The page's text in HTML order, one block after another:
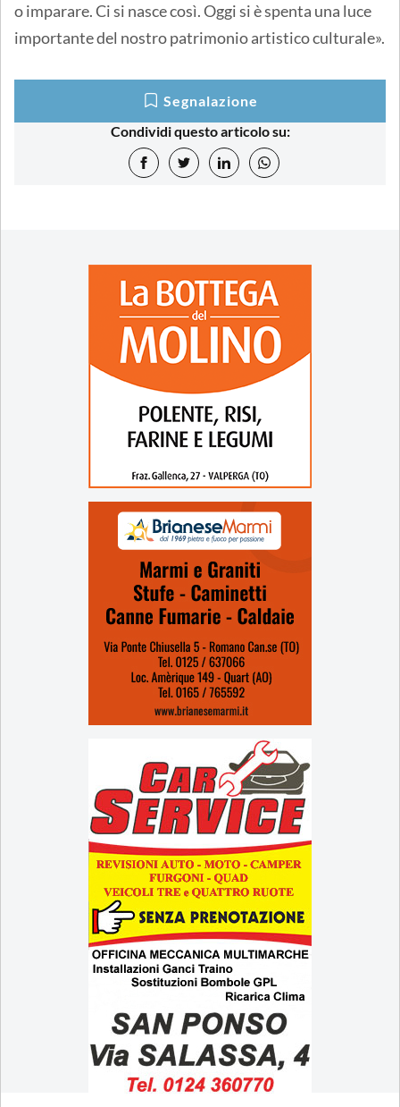
o imparare. Ci si nasce così. Oggi si è spenta una luce
importante del nostro patrimonio artistico culturale».
Segnalazione
Condividi questo articolo su: